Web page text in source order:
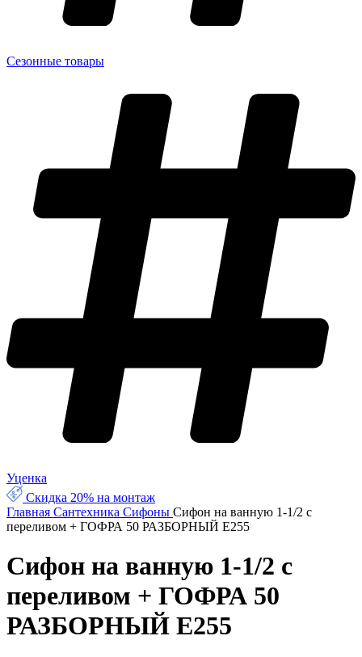
Сезонные товары
Уценка
Скидка 20% на монтаж
Главная Сантехника Сифоны Сифон на ванную 1-1/2 с
переливом + ГОФРА 50 РАЗБОРНЫЙ Е255
Сифон на ванную 1-1/2 с
переливом + ГОФРА 50
РАЗБОРНЫЙ Е255